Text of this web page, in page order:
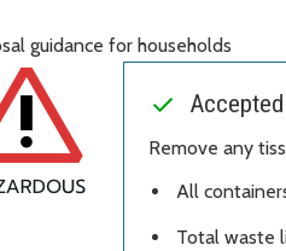
guidance for households
Remove any
All
Total waste